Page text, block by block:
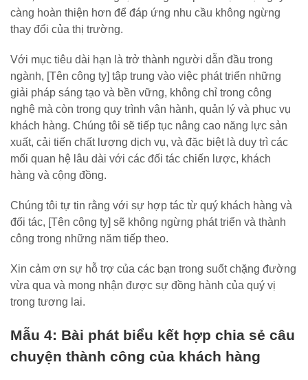
càng hoàn thiện hơn để đáp ứng nhu cầu không ngừng
thay đổi của thị trường.
Với mục tiêu dài hạn là trở thành người dẫn đầu trong
ngành, [Tên công ty] tập trung vào việc phát triển những
giải pháp sáng tạo và bền vững, không chỉ trong công
nghệ mà còn trong quy trình vận hành, quản lý và phục vụ
khách hàng. Chúng tôi sẽ tiếp tục nâng cao năng lực sản
xuất, cải tiến chất lượng dịch vụ, và đặc biệt là duy trì các
mối quan hệ lâu dài với các đối tác chiến lược, khách
hàng và cộng đồng.
Chúng tôi tự tin rằng với sự hợp tác từ quý khách hàng và
đối tác, [Tên công ty] sẽ không ngừng phát triển và thành
công trong những năm tiếp theo.
Xin cảm ơn sự hỗ trợ của các bạn trong suốt chặng đường
vừa qua và mong nhận được sự đồng hành của quý vị
trong tương lai.
Mẫu 4: Bài phát biểu kết hợp chia sẻ câu
chuyện thành công của khách hàng